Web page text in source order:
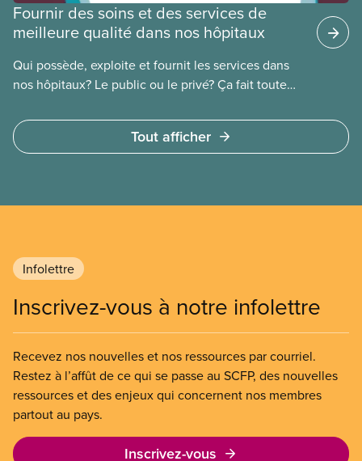
Fournir des soins et des services de
meilleure qualité dans nos hôpitaux
Qui possède, exploite et fournit les services dans
nos hôpitaux? Le public ou le privé? Ça fait toute
en donne plus et est voué à l’intérêt public.
Tout afficher
Infolettre
Inscrivez-vous à notre infolettre
Recevez nos nouvelles et nos ressources par courriel.
Restez à l’affût de ce qui se passe au SCFP, des nouvelles
ressources et des enjeux qui concernent nos membres
partout au pays.
Inscrivez-vous